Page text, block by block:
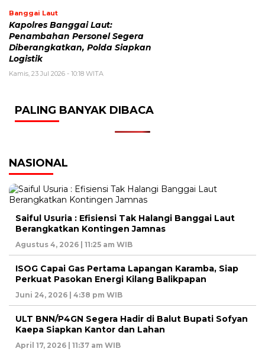
Banggai Laut
Kapolres Banggai Laut:
Penambahan Personel Segera
Diberangkatkan, Polda Siapkan
Logistik
Kamis, 23 Jul 2026 - 10:18 WITA
PALING BANYAK DIBACA
NASIONAL
Saiful Usuria : Efisiensi Tak Halangi Banggai Laut
Berangkatkan Kontingen Jamnas
Agustus 4, 2026 | 11:25 am WIB
ISOG Capai Gas Pertama Lapangan Karamba, Siap
Perkuat Pasokan Energi Kilang Balikpapan
Juni 24, 2026 | 4:38 pm WIB
ULT BNN/P4GN Segera Hadir di Balut Bupati Sofyan
Kaepa Siapkan Kantor dan Lahan
April 17, 2026 | 11:37 am WIB